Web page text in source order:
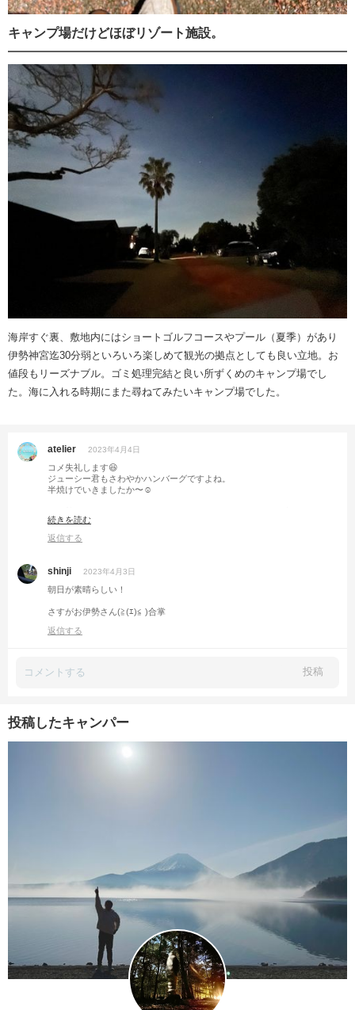
キャンプ場だけどほぼリゾート施設。
海岸すぐ裏、敷地内にはショートゴルフコースやプール（夏季）があり
伊勢神宮迄30分弱といろいろ楽しめて観光の拠点としても良い立地。お
値段もリーズナブル。ゴミ処理完結と良い所ずくめのキャンプ場でし
た。海に入れる時期にまた尋ねてみたいキャンプ場でした。
atelier 2023年4月4日
コメ失礼します😆
ジューシー君もさわやかハンバーグですよね。
半焼けでいきましたか〜☺️
開運キャンプ行きたい😊
続きを読む
返信する
shinji 2023年4月3日
朝日が素晴らしい！
さすがお伊勢さん(⁠≧⁠(⁠ｴ⁠)⁠≦⁠ ⁠)合掌
返信する
投稿
投稿したキャンパー